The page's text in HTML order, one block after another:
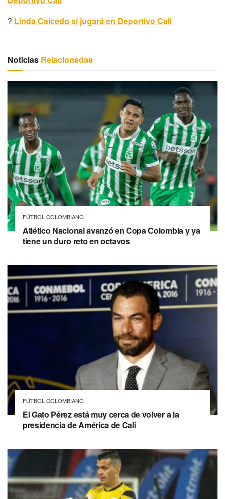
? Linda Caicedo sí jugará en Deportivo Cali
Noticias Relacionadas
FÚTBOL COLOMBIANO
Atlético Nacional avanzó en Copa Colombia y ya
tiene un duro reto en octavos
FÚTBOL COLOMBIANO
El Gato Pérez está muy cerca de volver a la
presidencia de América de Cali